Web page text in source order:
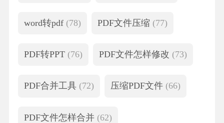
word转pdf (78) PDF文件压缩 (77)
PDF转PPT (76) PDF文件怎样修改 (73)
PDF合并工具 (72) 压缩PDF文件 (66)
PDF文件怎样合并 (62)